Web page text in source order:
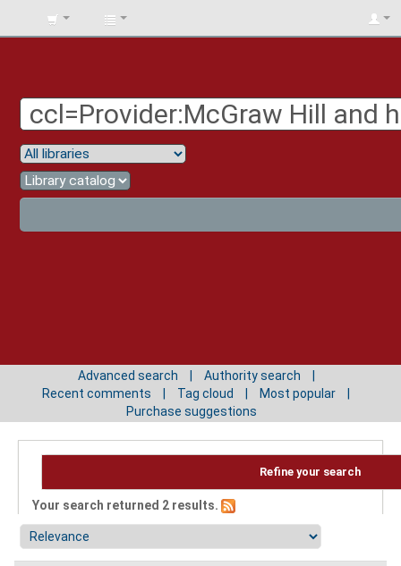
BIBLIOTECA
Advanced search
Authority search
Recent comments
Tag cloud
Most popular
Purchase suggestions
Refine your search
Your search returned 2 results.